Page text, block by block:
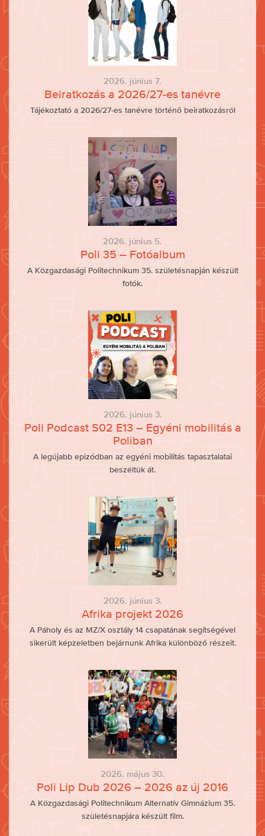
2026. június 7.
Beiratkozás a 2026/27-es tanévre
Tájékoztató a 2026/27-es tanévre történő beiratkozásról
2026. június 5.
Poli 35 – Fotóalbum
A Közgazdasági Politechnikum 35. születésnapján készült
fotók.
2026. június 3.
Poli Podcast S02 E13 – Egyéni mobilitás a
Poliban
A legújabb epizódban az egyéni mobilitás tapasztalatai
beszéltük át.
2026. június 3.
Afrika projekt 2026
A Páholy és az MZ/X osztály 14 csapatának segítségével
sikerült képzeletben bejárnunk Afrika különböző részeit.
2026. május 30.
Poli Lip Dub 2026 – 2026 az új 2016
A Közgazdasági Politechnikum Alternatív Gimnázium 35.
születésnapjára készült film.